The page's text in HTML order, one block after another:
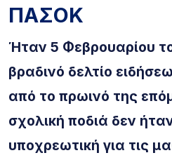
ΠΑΣΟΚ
Ήταν 5 Φεβρουαρίου
βραδινό δελτίο
από το πρωινό της
σχολική ποδιά δεν
υποχρεωτική για τις